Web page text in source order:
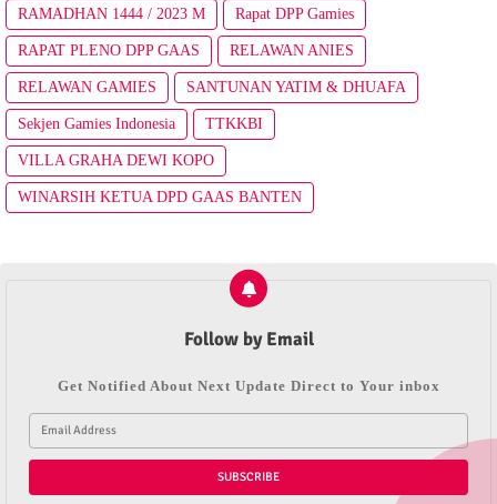
RAMADHAN 1444 / 2023 M Rapat DPP Gamies
RAPAT PLENO DPP GAAS RELAWAN ANIES
RELAWAN GAMIES SANTUNAN YATIM & DHUAFA
Sekjen Gamies Indonesia TTKKBI
VILLA GRAHA DEWI KOPO
WINARSIH KETUA DPD GAAS BANTEN
Follow by Email
Get Notified About Next Update Direct to Your inbox